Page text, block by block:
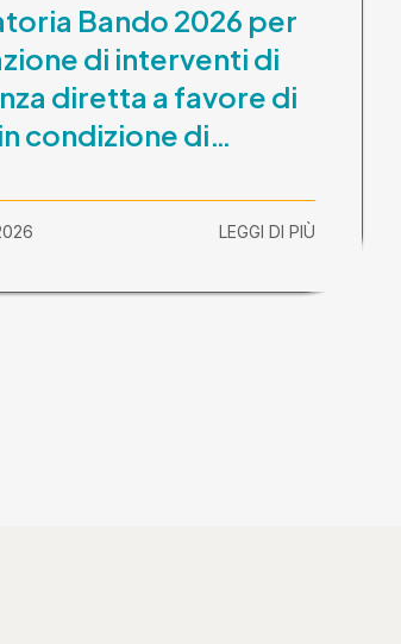
Bando 2026 per
di interventi di
diretta a favore di
condizione di
elevato e molto
(Misura B2) per
socioeducative o
LEGGI DI PIÙ